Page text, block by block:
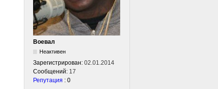
Воевал
Неактивен
Зарегистрирован: 02.01.2014
Сообщений: 17
Репутация : 0